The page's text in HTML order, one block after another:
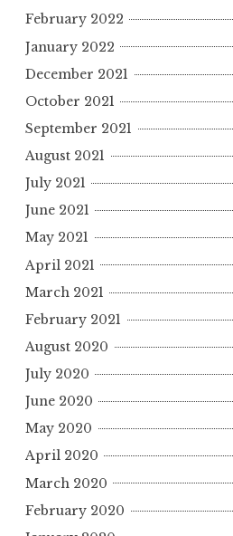
February 2022
January 2022
December 2021
October 2021
September 2021
August 2021
July 2021
June 2021
May 2021
April 2021
March 2021
February 2021
August 2020
July 2020
June 2020
May 2020
April 2020
March 2020
February 2020